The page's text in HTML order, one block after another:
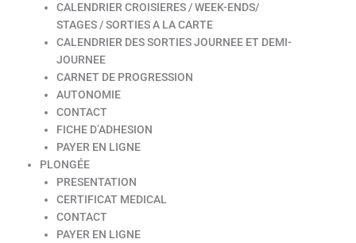
CALENDRIER CROISIERES / WEEK-ENDS/
STAGES / SORTIES A LA CARTE
CALENDRIER DES SORTIES JOURNEE ET DEMI-
JOURNEE
CARNET DE PROGRESSION
AUTONOMIE
CONTACT
FICHE D’ADHESION
PAYER EN LIGNE
PLONGÉE
PRESENTATION
CERTIFICAT MEDICAL
CONTACT
PAYER EN LIGNE